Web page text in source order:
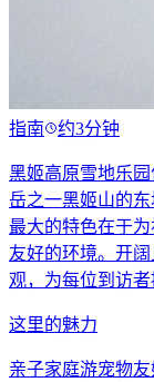
指南 约3分钟
黑姬高原雪地乐
岳之一黑姬山的
最大的特色在于
友好的环境。开
观，为每位到访者
这里的魅力
亲子家庭游宠物